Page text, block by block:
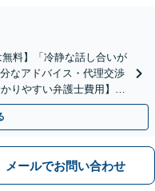
料】「冷静な話し合いが
なアドバイス・代理交渉
りやすい弁護士費用】
大切に
メールでお問い合わせ